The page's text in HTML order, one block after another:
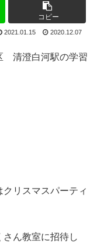
コピー
2021.01.15 2020.12.07
清澄白河駅の学習
リスマスパーティ
ん教室に招待し